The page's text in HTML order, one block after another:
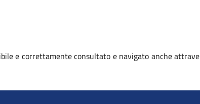
e correttamente consultato e navigato anche